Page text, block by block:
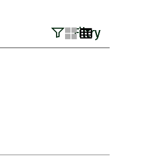
Filtry